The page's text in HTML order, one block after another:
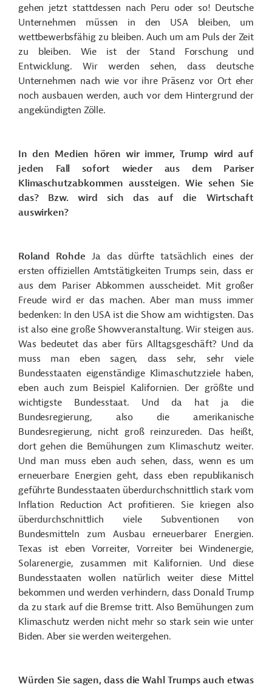
gehen jetzt stattdessen nach Peru oder so! Deutsche
Unternehmen müssen in den USA bleiben, um
wettbewerbsfähig zu bleiben. Auch um am Puls der Zeit
zu bleiben. Wie ist der Stand Forschung und
Entwicklung. Wir werden sehen, dass deutsche
Unternehmen nach wie vor ihre Präsenz vor Ort eher
noch ausbauen werden, auch vor dem Hintergrund der
angekündigten Zölle.
In den Medien hören wir immer, Trump wird auf
jeden Fall sofort wieder aus dem Pariser
Klimaschutzabkommen aussteigen. Wie sehen Sie
das? Bzw. wird sich das auf die Wirtschaft
auswirken?
Roland Rohde Ja das dürfte tatsächlich eines der
ersten offiziellen Amtstätigkeiten Trumps sein, dass er
aus dem Pariser Abkommen ausscheidet. Mit großer
Freude wird er das machen. Aber man muss immer
bedenken: In den USA ist die Show am wichtigsten. Das
ist also eine große Showveranstaltung. Wir steigen aus.
Was bedeutet das aber fürs Alltagsgeschäft? Und da
muss man eben sagen, dass sehr, sehr viele
Bundesstaaten eigenständige Klimaschutzziele haben,
eben auch zum Beispiel Kalifornien. Der größte und
wichtigste Bundesstaat. Und da hat ja die
Bundesregierung, also die amerikanische
Bundesregierung, nicht groß reinzureden. Das heißt,
dort gehen die Bemühungen zum Klimaschutz weiter.
Und man muss eben auch sehen, dass, wenn es um
erneuerbare Energien geht, dass eben republikanisch
geführte Bundesstaaten überdurchschnittlich stark vom
Inflation Reduction Act profitieren. Sie kriegen also
überdurchschnittlich viele Subventionen von
Bundesmitteln zum Ausbau erneuerbarer Energien.
Texas ist eben Vorreiter, Vorreiter bei Windenergie,
Solarenergie, zusammen mit Kalifornien. Und diese
Bundesstaaten wollen natürlich weiter diese Mittel
bekommen und werden verhindern, dass Donald Trump
da zu stark auf die Bremse tritt. Also Bemühungen zum
Klimaschutz werden nicht mehr so stark sein wie unter
Biden. Aber sie werden weitergehen.
Würden Sie sagen, dass die Wahl Trumps auch etwas